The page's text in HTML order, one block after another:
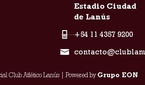
Estadio Ciudad
de Lanús
+54 11 4357 9200
Club Atlético Lanús | Powered byGrupo EON